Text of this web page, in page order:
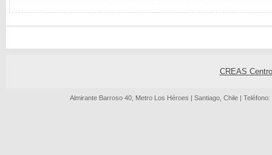
CREAS
Almirante Barroso 40, Metro Los Héroes | Santiago, Chile |